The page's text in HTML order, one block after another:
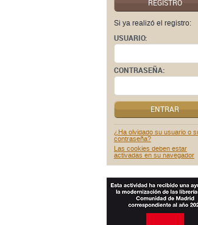
CONTRASEÑA:
¿Ha olvidado su usuario o su
Las cookies deben estar
activadas en su navegador